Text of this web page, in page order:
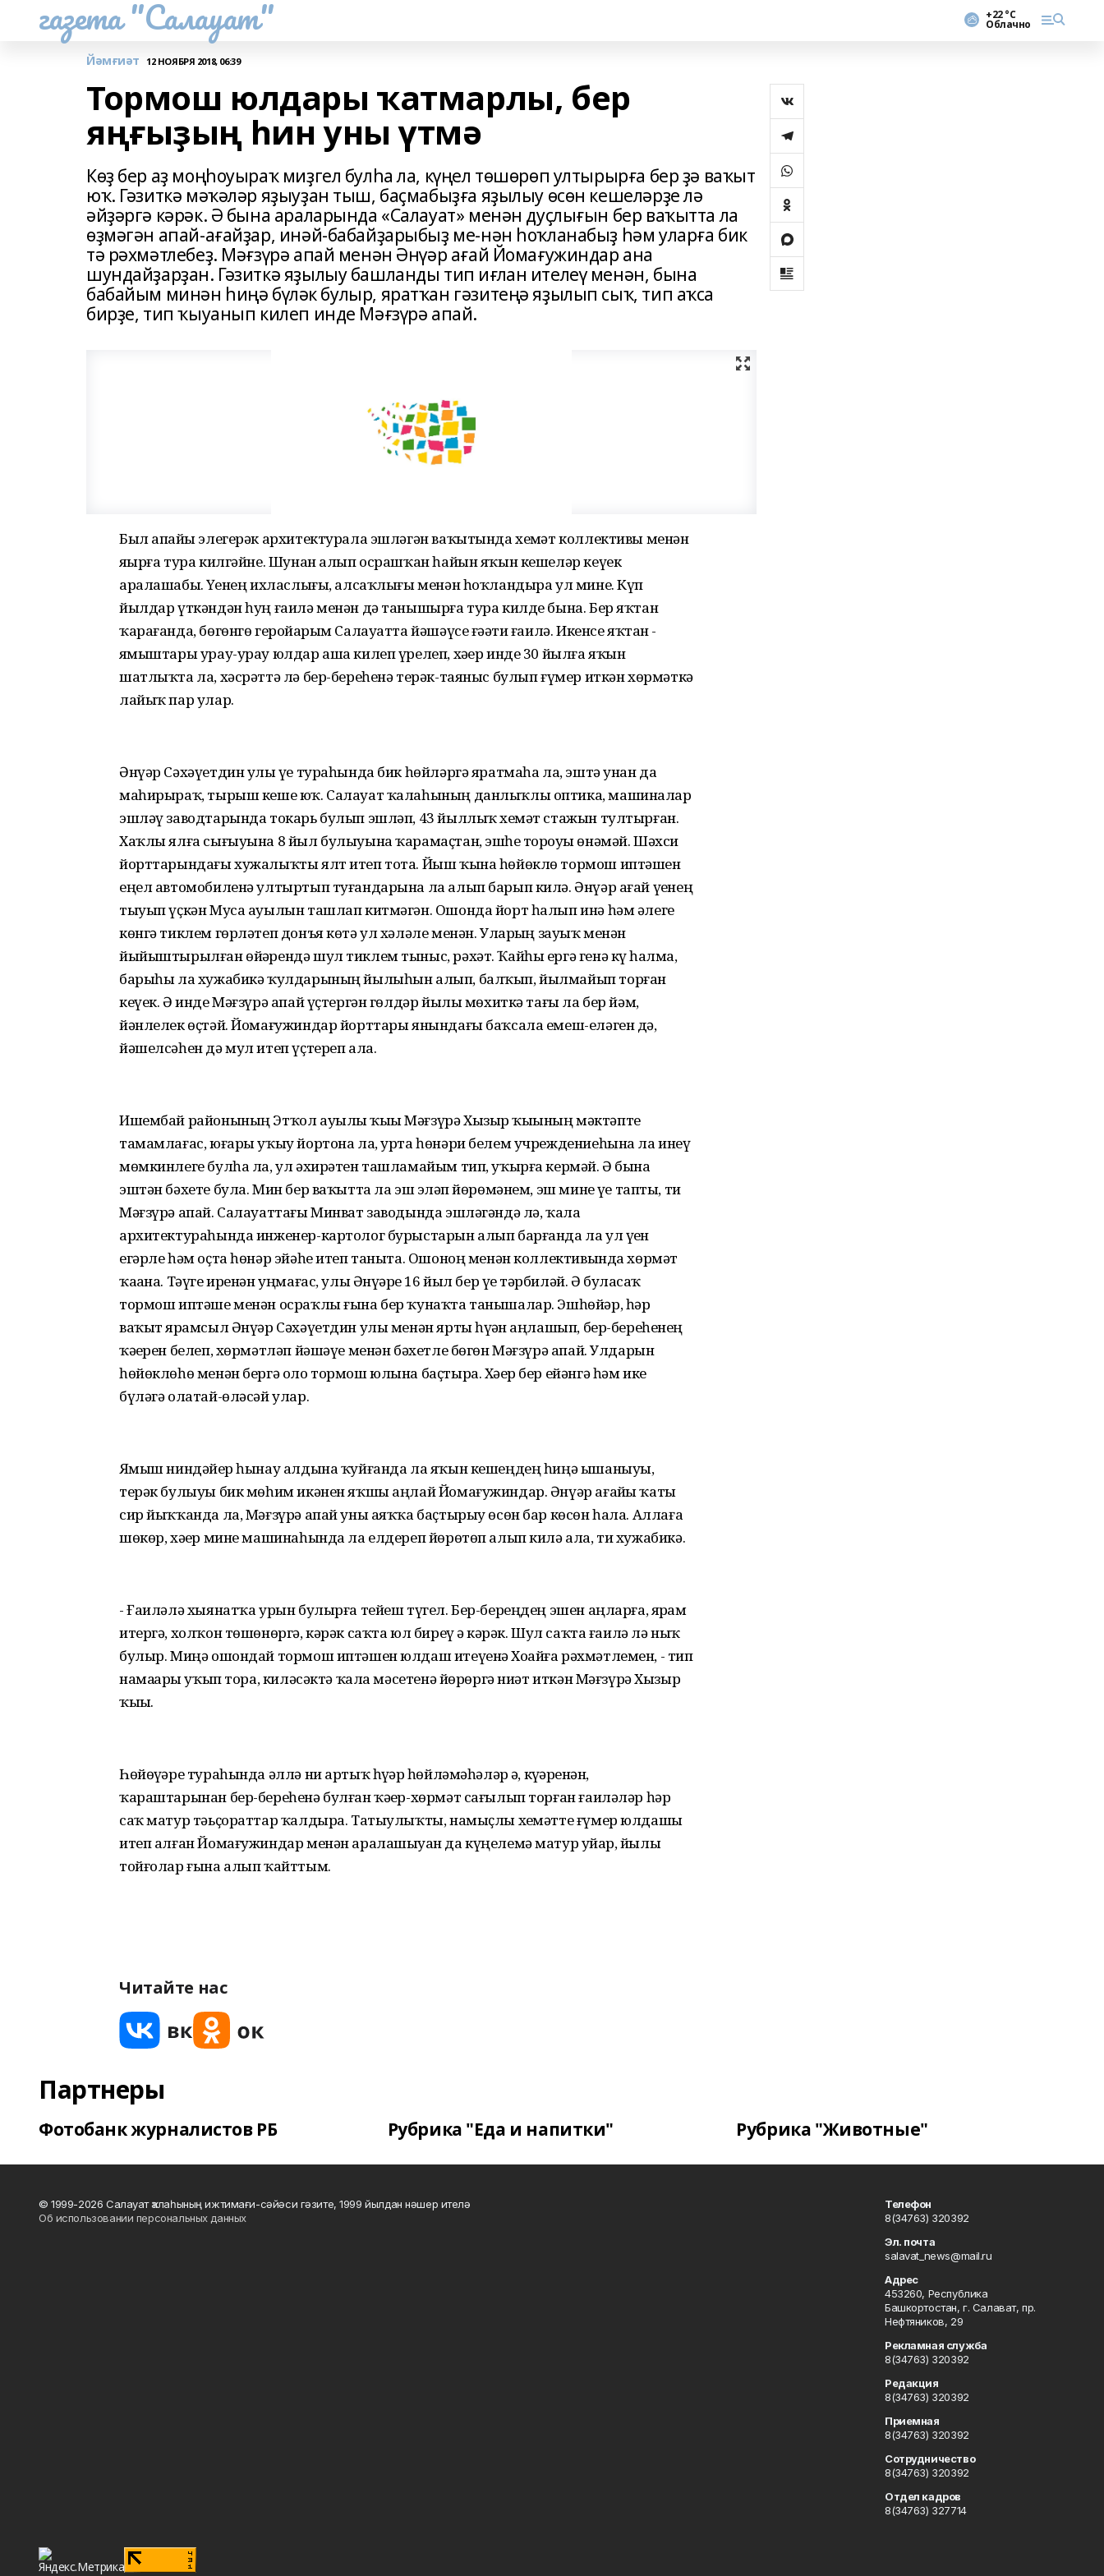
газета "Салауат" +22 °С
Облачно
Йәмғиәт 12 НОЯБРЯ 2018, 06:39
Тормош юлдары ҡатмарлы, бер
яңғыҙың һин уны үтмә
Көҙ бер аҙ моңһоуыраҡ миҙгел булһа ла, күңел төшөрөп ултырырға бер ҙә ваҡыт
юҡ. Гәзиткә мәҡәләр яҙыуҙан тыш, баҫмабыҙға яҙылыу өсөн кешеләрҙе лә
әйҙәргә кәрәк. Ә бына араларында «Салауат» менән дуҫлығын бер ваҡытта ла
өҙмәгән апай-ағайҙар, инәй-бабайҙарыбыҙ ме-нән һоҡланабыҙ һәм уларға бик
тә рәхмәтлебеҙ. Мәғзүрә апай менән Әнүәр ағай Йомағужиндар ана
шундайҙарҙан. Гәзиткә яҙылыу башланды тип иғлан ителеү менән, бына
бабайым минән һиңә бүләк булыр, яратҡан гәзитеңә яҙылып сыҡ, тип аҡса
бирҙе, тип ҡыуанып килеп инде Мәғзүрә апай.
Был апайҙы элегерәк архитектурала эшләгән ваҡытында хеҙмәт коллективы менән
яҙырға тура килгәйне. Шунан алып осрашҡан һайын яҡын кешеләр кеүек
аралашабыҙ. Үҙенең ихласлығы, алсаҡлығы менән һоҡландыра ул мине. Күп
йылдар үткәндән һуң ғаилә менән дә танышырға тура килде бына. Бер яҡтан
ҡарағанда, бөгөнгө геройҙарым Салауатта йәшәүсе ғәҙәти ғаилә. Икенсе яҡтан -
яҙмыштары урау-урау юлдар аша килеп үрелеп, хәҙер инде 30 йылға яҡын
шатлыҡта ла, хәсрәттә лә бер-береһенә терәк-таяныс булып ғүмер иткән хөрмәткә
лайыҡ пар улар.
Әнүәр Сәхәүетдин улы үҙе тураһында бик һөйләргә яратмаһа ла, эштә унан да
маһирыраҡ, тырыш кеше юҡ. Салауат ҡалаһының данлыҡлы оптика, машиналар
эшләү заводтарында токарь булып эшләп, 43 йыллыҡ хеҙмәт стажын тултырған.
Хаҡлы ялға сығыуына 8 йыл булыуына ҡарамаҫтан, эшһеҙ тороуҙы өнәмәй. Шәхси
йорттарындағы хужалыҡты ялт итеп тота. Йыш ҡына һөйөклө тормош иптәшен
еңел автомобиленә ултыртып туғандарына ла алып барып килә. Әнүәр ағай үҙенең
тыуып үҫкән Муса ауылын ташлап китмәгән. Ошонда йорт һалып инә һәм әлеге
көнгә тиклем гөрләтеп донъя көтә ул хәләле менән. Уларҙың зауыҡ менән
йыйыштырылған өйҙәрендә шул тиклем тыныс, рәхәт. Ҡайһы ергә генә күҙ һалма,
барыһы ла хужабикә ҡулдарының йылыһын алып, балҡып, йылмайып торған
кеүек. Ә инде Мәғзүрә апай үҫтергән гөлдәр йылы мөхиткә тағы ла бер йәм,
йәнлелек өҫтәй. Йомағужиндар йорттары янындағы баҡсала емеш-еләген дә,
йәшелсәһен дә мул итеп үҫтереп ала.
Ишембай районының Этҡол ауылы ҡыҙы Мәғзүрә Хызыр ҡыҙының мәктәпте
тамамлағас, юғары уҡыу йортона ла, урта һөнәри белем учреждениеһына ла инеү
мөмкинлеге булһа ла, ул әхирәтен ташламайым тип, уҡырға кермәй. Ә бына
эштән бәхете була. Мин бер ваҡытта ла эш эҙләп йөрөмәнем, эш мине үҙе тапты, ти
Мәғзүрә апай. Салауаттағы Минват заводында эшләгәндә лә, ҡала
архитектураһында инженер-картолог бурыстарын алып барғанда ла ул үҙен
егәрле һәм оҫта һөнәр эйәһе итеп таныта. Ошоноң менән коллективында хөрмәт
ҡаҙана. Тәүге иренән уңмағас, улы Әнүәрҙе 16 йыл бер үҙе тәрбиләй. Ә буласаҡ
тормош иптәше менән осраҡлы ғына бер ҡунаҡта танышалар. Эшһөйәр, һәр
ваҡыт ярҙамсыл Әнүәр Сәхәүетдин улы менән ярты һүҙҙән аңлашып, бер-береһенең
ҡәҙерен белеп, хөрмәтләп йәшәүе менән бәхетле бөгөн Мәғзүрә апай. Улдарын
һөйөклөһө менән бергә оло тормош юлына баҫтыра. Хәҙер бер ейәнгә һәм ике
бүләгә олатай-өләсәй улар.
Яҙмыш ниндәйҙер һынау алдына ҡуйғанда ла яҡын кешеңдең һиңә ышаныуы,
терәк булыуы бик мөһим икәнен яҡшы аңлай Йомағужиндар. Әнүәр ағайҙы ҡаты
сир йыҡҡанда ла, Мәғзүрә апай уны аяҡҡа баҫтырыу өсөн бар көсөн һала. Аллаға
шөкөр, хәҙер мине машинаһында ла елдереп йөрөтөп алып килә ала, ти хужабикә.
- Ғаиләлә хыянатҡа урын булырға тейеш түгел. Бер-береңдең эшен аңларға, ярҙам
итергә, холҡон төшөнөргә, кәрәк саҡта юл биреү ҙә кәрәк. Шул саҡта ғаилә лә ныҡ
булыр. Миңә ошондай тормош иптәшен юлдаш итеүенә Хоҙайға рәхмәтлемен, - тип
намаҙҙарҙы уҡып тора, киләсәктә ҡала мәсетенә йөрөргә ниәт иткән Мәғзүрә Хызыр
ҡыҙы.
Һөйөүҙәре тураһында әллә ни артыҡ һүҙҙәр һөйләмәһәләр ҙә, күҙҙәренән,
ҡараштарынан бер-береһенә булған ҡәҙер-хөрмәт сағылып торған ғаиләләр һәр
саҡ матур тәьҫораттар ҡалдыра. Татыулыҡты, намыҫлы хеҙмәтте ғүмер юлдашы
итеп алған Йомағужиндар менән аралашыуҙан да күңелемә матур уйҙар, йылы
тойғолар ғына алып ҡайттым.
Читайте нас
Партнеры
Фотобанк журналистов РБ Рубрика "Еда и напитки" Рубрика "Животные"
© 1999-2026 Салауат ҡалаһының ижтимағи-сәйәси гәзите, 1999 йылдан нәшер ителә
Об использовании персональных данных
Телефон
8(34763) 320392
Эл. почта
salavat_news@mail.ru
Адрес
453260, Республика
Башкортостан, г. Салават, пр.
Нефтяников, 29
Рекламная служба
8(34763) 320392
Редакция
8(34763) 320392
Приемная
8(34763) 320392
Сотрудничество
8(34763) 320392
Отдел кадров
8(34763) 327714